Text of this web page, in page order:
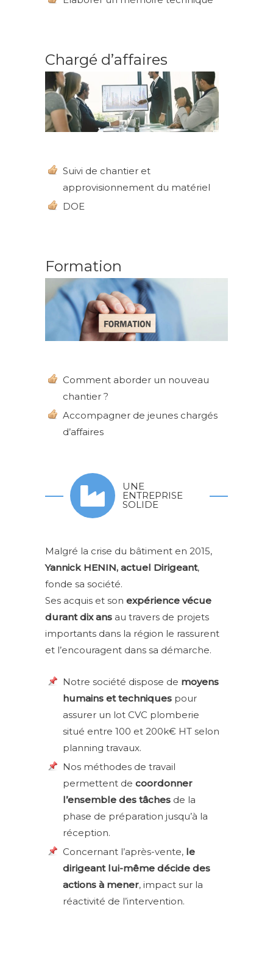
Chargé d’affaires
Suivi de chantier et
approvisionnement du matériel
DOE
Formation
Comment aborder un nouveau
chantier ?
Accompagner de jeunes chargés
d’affaires
UNE
ENTREPRISE
SOLIDE
Malgré la crise du bâtiment en 2015,
Yannick HENIN, actuel Dirigeant,
fonde sa société.
Ses acquis et son expérience vécue
durant dix ans au travers de projets
importants dans la région le rassurent
et l’encouragent dans sa démarche.
Notre société dispose de moyens
humains et techniques pour
assurer un lot CVC plomberie
situé entre 100 et 200k€ HT selon
planning travaux.
Nos méthodes de travail
permettent de coordonner
l’ensemble des tâches de la
phase de préparation jusqu’à la
réception.
Concernant l’après-vente, le
dirigeant lui-même décide des
actions à mener, impact sur la
réactivité de l’intervention.